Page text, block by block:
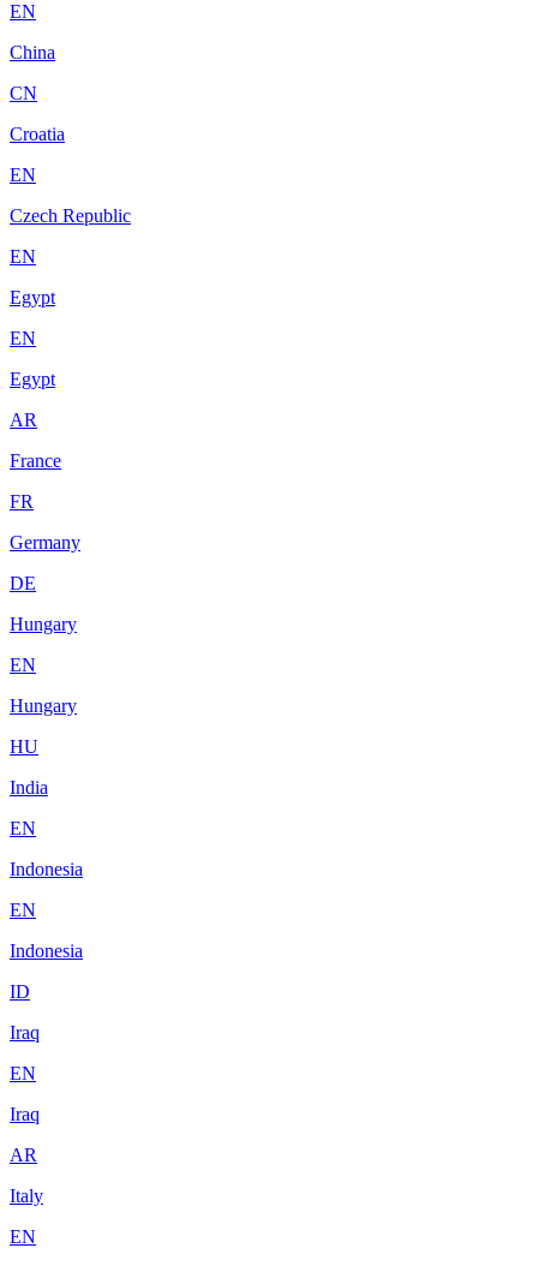
EN
China
CN
Croatia
EN
Czech Republic
EN
Egypt
EN
Egypt
AR
France
FR
Germany
DE
Hungary
EN
Hungary
HU
India
EN
Indonesia
EN
Indonesia
ID
Iraq
EN
Iraq
AR
Italy
EN